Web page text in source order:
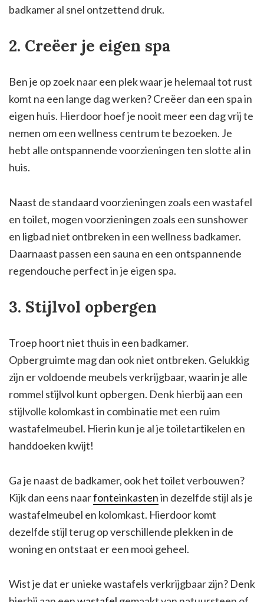
badkamer al snel ontzettend druk.
2. Creëer je eigen spa
Ben je op zoek naar een plek waar je helemaal tot rust
komt na een lange dag werken? Creëer dan een spa in
eigen huis. Hierdoor hoef je nooit meer een dag vrij te
nemen om een wellness centrum te bezoeken. Je
hebt alle ontspannende voorzieningen ten slotte al in
huis.
Naast de standaard voorzieningen zoals een wastafel
en toilet, mogen voorzieningen zoals een sunshower
en ligbad niet ontbreken in een wellness badkamer.
Daarnaast passen een sauna en een ontspannende
regendouche perfect in je eigen spa.
3. Stijlvol opbergen
Troep hoort niet thuis in een badkamer.
Opbergruimte mag dan ook niet ontbreken. Gelukkig
zijn er voldoende meubels verkrijgbaar, waarin je alle
rommel stijlvol kunt opbergen. Denk hierbij aan een
stijlvolle kolomkast in combinatie met een ruim
wastafelmeubel. Hierin kun je al je toiletartikelen en
handdoeken kwijt!
Ga je naast de badkamer, ook het toilet verbouwen?
Kijk dan eens naarfonteinkastenin dezelfde stijl als je
wastafelmeubel en kolomkast. Hierdoor komt
dezelfde stijl terug op verschillende plekken in de
woning en ontstaat er een mooi geheel.
Wist je dat er unieke wastafels verkrijgbaar zijn? Denk